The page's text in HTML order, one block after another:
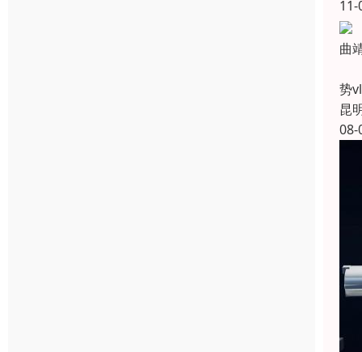
11-
曲
势
昆
08-